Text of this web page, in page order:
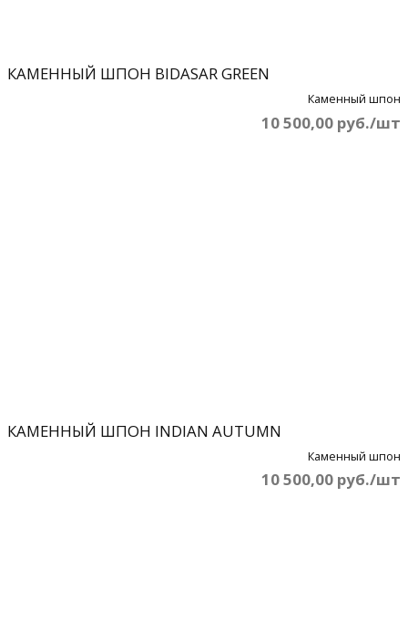
КАМЕННЫЙ ШПОН BIDASAR GREEN
Каменный шпон
10 500,00 руб./шт
КАМЕННЫЙ ШПОН INDIAN AUTUMN
Каменный шпон
10 500,00 руб./шт